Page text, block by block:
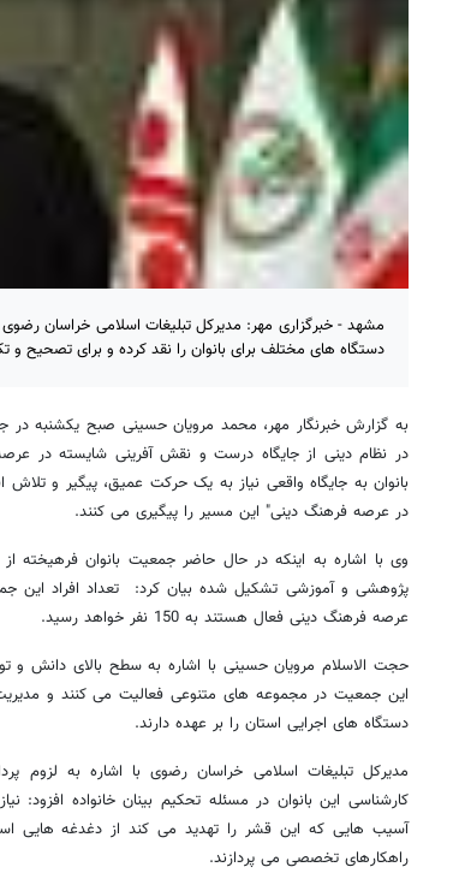
مشهد - خبرگزاری مهر: مدیرکل تبلیغات اسلامی خراسان
دستگاه های مختلف برای بانوان را نقد کرده و برای تصحیح و
به گزارش خبرنگار مهر، محمد مرویان حسینی صبح یکشنبه در
در نظام دینی از جایگاه درست و نقش آفرینی شایسته در
بانوان به جایگاه واقعی نیاز به یک حرکت عمیق، پیگیر و
در عرصه فرهنگ دینی" این مسیر را پیگیری می کنند.
پژوهشی و آموزشی تشکیل شده بیان کرد: تعداد افراد این
عرصه فرهنگ دینی فعال هستند به 150 نفر خواهد رسید.
حجت الاسلام مرویان حسینی با اشاره به سطح بالای دانش و
این جمعیت در مجموعه های متنوعی فعالیت می کنند و
دستگاه های اجرایی استان را بر عهده دارند.
مدیرکل تبلیغات اسلامی خراسان رضوی با اشاره به لزوم
کارشناسی این بانوان در مسئله تحکیم بینان خانواده افزود:
آسیب هایی که این قشر را تهدید می کند از دغدغه هایی
راهکارهای تخصصی می پردازند.